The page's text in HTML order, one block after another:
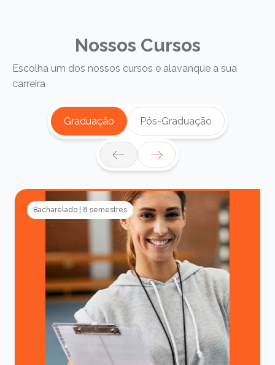
Nossos Cursos
Escolha um dos nossos cursos e alavanque a sua
carreira
Graduação Pós-Graduação
Bacharelado 8 semestres